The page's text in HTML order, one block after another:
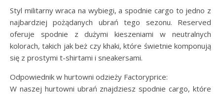
Styl militarny wraca na wybiegi, a spodnie cargo to jedno z
najbardziej pożądanych ubrań tego sezonu. Reserved
oferuje spodnie z dużymi kieszeniami w neutralnych
kolorach, takich jak beż czy khaki, które świetnie komponują
się z prostymi t-shirtami i sneakersami.
Odpowiednik w hurtowni odzieży Factoryprice:
W naszej hurtowni ubrań znajdziesz spodnie cargo, które